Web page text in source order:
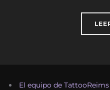
El equipo de TattooReims